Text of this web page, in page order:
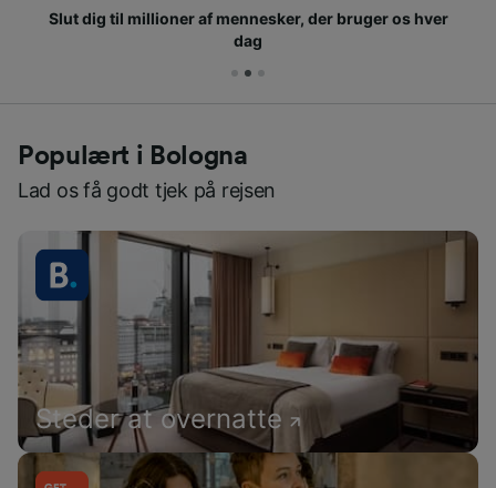
Slut dig til millioner af mennesker, der bruger os hver
dag
Populært i Bologna
Lad os få godt tjek på rejsen
Steder at overnatte